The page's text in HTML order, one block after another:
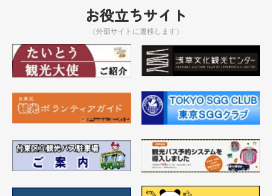
お役立ちサイト
（外部サイトに遷移します）